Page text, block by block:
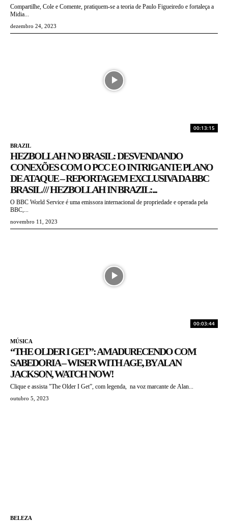
Compartilhe, Cole e Comente, pratiquem-se a teoria de Paulo Figueiredo e fortaleça a
Midia...
dezembro 24, 2023
00:13:15
BRAZIL
HEZBOLLAH NO BRASIL: DESVENDANDO
CONEXÕES COM O PCC E O INTRIGANTE PLANO
DE ATAQUE – REPORTAGEM EXCLUSIVA DA BBC
BRASIL /// HEZBOLLAH IN BRAZIL:...
O BBC World Service é uma emissora internacional de propriedade e operada pela
BBC,...
novembro 11, 2023
00:03:44
MÚSICA
“THE OLDER I GET”: AMADURECENDO COM
SABEDORIA – WISER WITH AGE, BY ALAN
JACKSON, WATCH NOW!
Clique e assista "The Older I Get”, com legenda, na voz marcante de Alan...
outubro 5, 2023
BELEZA